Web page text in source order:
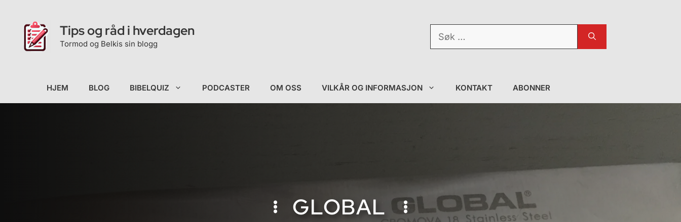
innhold
Tips og råd i hverdagen
Tormod og Belkis sin blogg
Søk
HJEM BLOG BIBELQUIZ PODCASTER OM OSS VILKÅR OG INFORMASJON KONTAKT ABONNER
GLOBAL